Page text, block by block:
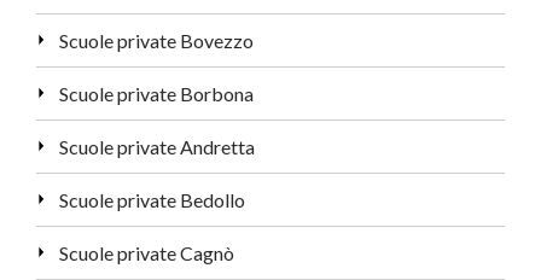
Scuole private Bovezzo
Scuole private Borbona
Scuole private Andretta
Scuole private Bedollo
Scuole private Cagnò